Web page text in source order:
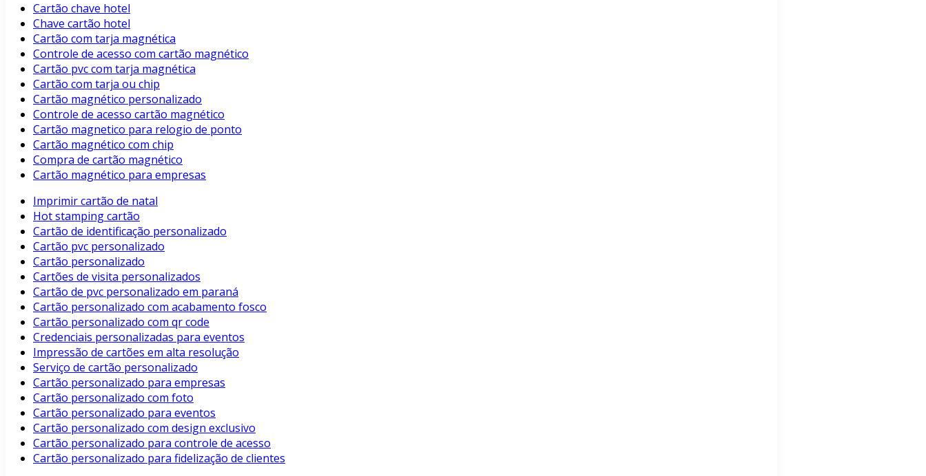
Cartão chave hotel
Chave cartão hotel
Cartão com tarja magnética
Controle de acesso com cartão magnético
Cartão pvc com tarja magnética
Cartão com tarja ou chip
Cartão magnético personalizado
Controle de acesso cartão magnético
Cartão magnetico para relogio de ponto
Cartão magnético com chip
Compra de cartão magnético
Cartão magnético para empresas
Imprimir cartão de natal
Hot stamping cartão
Cartão de identificação personalizado
Cartão pvc personalizado
Cartão personalizado
Cartões de visita personalizados
Cartão de pvc personalizado em paraná
Cartão personalizado com acabamento fosco
Cartão personalizado com qr code
Credenciais personalizadas para eventos
Impressão de cartões em alta resolução
Serviço de cartão personalizado
Cartão personalizado para empresas
Cartão personalizado com foto
Cartão personalizado para eventos
Cartão personalizado com design exclusivo
Cartão personalizado para controle de acesso
Cartão personalizado para fidelização de clientes